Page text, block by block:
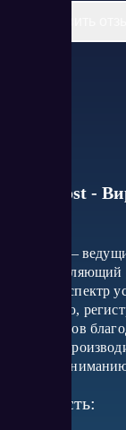
ValueHost -
ValueHost –
широкий спектр
колокацию,
конкурентов
высокой
особому
Стоимость: